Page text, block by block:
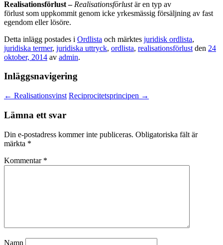
Realisationsförlust –Realisationsförlustär en typ av
förlust som uppkommit genom icke yrkesmässig försäljning av fast
egendom eller lösöre.
Detta inlägg postades i Ordlista och märktes juridisk ordlista,
juridiska termer, juridiska uttryck, ordlista, realisationsförlust den 24
oktober, 2014 av admin.
Inläggsnavigering
← Realisationsvinst Reciprocitetsprincipen →
Lämna ett svar
Din e-postadress kommer inte publiceras. Obligatoriska fält är
märkta *
Kommentar *
Namn